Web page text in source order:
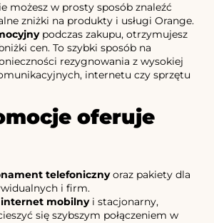
możesz w prosty sposób znaleźć
zniżki na produkty i usługi Orange.
podczas zakupu, otrzymujesz
cen. To szybki sposób na
rezygnowania z wysokiej
internetu czy sprzętu
oferuje
telefonicznyoraz pakiety dla
i firm.
internet mobilnyi stacjonarny,
się szybszym połączeniem w